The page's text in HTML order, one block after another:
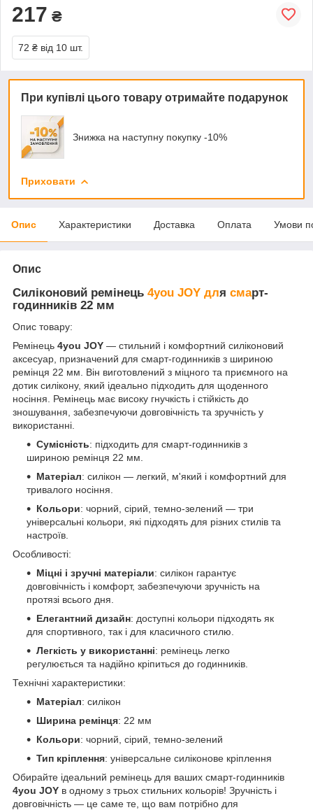
217 ₴
72 ₴ від 10 шт.
При купівлі цього товару отримайте подарунок
Знижка на наступну покупку -10%
Приховати
Опис Характеристики Доставка Оплата Умови
Опис
Силіконовий ремінець 4you JOY для смарт-
годинників 22 мм
Опис товару:
Ремінець 4you JOY — стильний і комфортний силіконовий
аксесуар, призначений для смарт-годинників з шириною
ремінця 22 мм. Він виготовлений з міцного та приємного на
дотик силікону, який ідеально підходить для щоденного
носіння. Ремінець має високу гнучкість і стійкість до
зношування, забезпечуючи довговічність та зручність у
використанні.
Сумісність: підходить для смарт-годинників з
шириною ремінця 22 мм.
Матеріал: силікон — легкий, м'який і комфортний для
тривалого носіння.
Кольори: чорний, сірий, темно-зелений — три
універсальні кольори, які підходять для різних стилів та
настроїв.
Особливості:
Міцні і зручні матеріали: силікон гарантує
довговічність і комфорт, забезпечуючи зручність на
протязі всього дня.
Елегантний дизайн: доступні кольори підходять як
для спортивного, так і для класичного стилю.
Легкість у використанні: ремінець легко
регулюється та надійно кріпиться до годинників.
Технічні характеристики:
Матеріал: силікон
Ширина ремінця: 22 мм
Кольори: чорний, сірий, темно-зелений
Тип кріплення: універсальне силіконове кріплення
Обирайте ідеальний ремінець для ваших смарт-годинників
4you JOY в одному з трьох стильних кольорів! Зручність і
довговічність — це саме те, що вам потрібно для